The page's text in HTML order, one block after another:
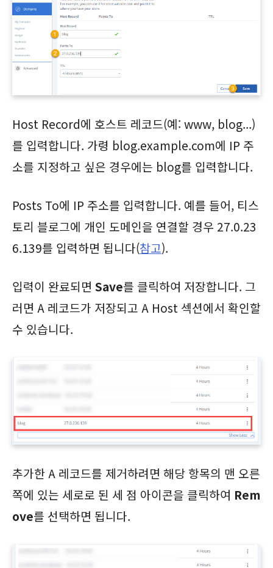
Host Record에 호스트 레코드(예: www, blog...)
를 입력합니다. 가령 blog.example.com에 IP 주
소를 지정하고 싶은 경우에는 blog를 입력합니다.
Posts To에 IP 주소를 입력합니다. 예를 들어, 티스
토리 블로그에 개인 도메인을 연결할 경우 27.0.23
6.139를 입력하면 됩니다(참고).
입력이 완료되면 Save를 클릭하여 저장합니다. 그
러면 A 레코드가 저장되고 A Host 섹션에서 확인할
수 있습니다.
추가한 A 레코드를 제거하려면 해당 항목의 맨 오른
쪽에 있는 세로로 된 세 점 아이콘을 클릭하여 Rem
ove를 선택하면 됩니다.